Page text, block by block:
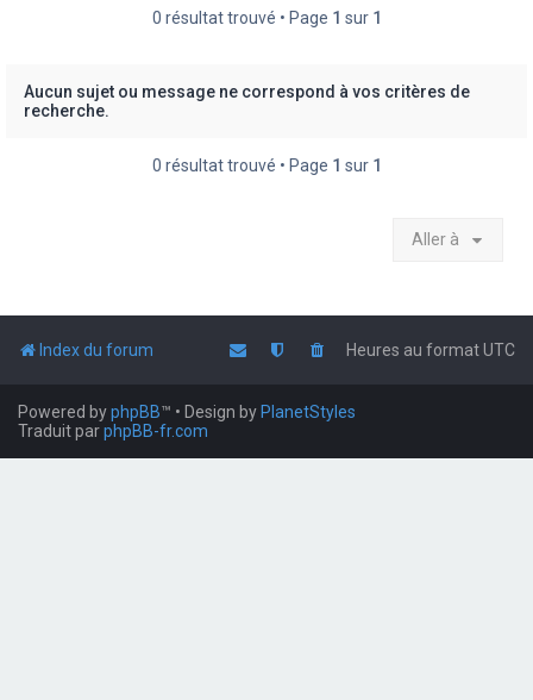
0 résultat trouvé • Page 1 sur 1
Aucun sujet ou message ne correspond à vos critères de
recherche.
0 résultat trouvé • Page 1 sur 1
Aller à
Index du forum Heures au formatUTC
Powered byphpBB™ • Design by PlanetStyles
Traduit parphpBB-fr.com